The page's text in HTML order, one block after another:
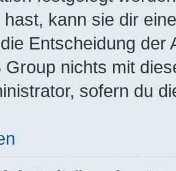
kann sie dir
Entscheidung der
Group nichts mit
sofern du